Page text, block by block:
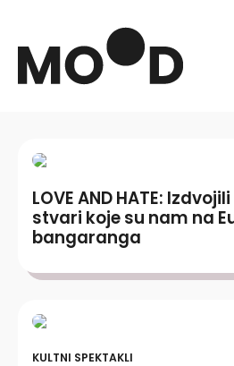
LOVE AND HATE:
stvari koje su nam na
bangaranga
KULTNI SPEKTAKLI